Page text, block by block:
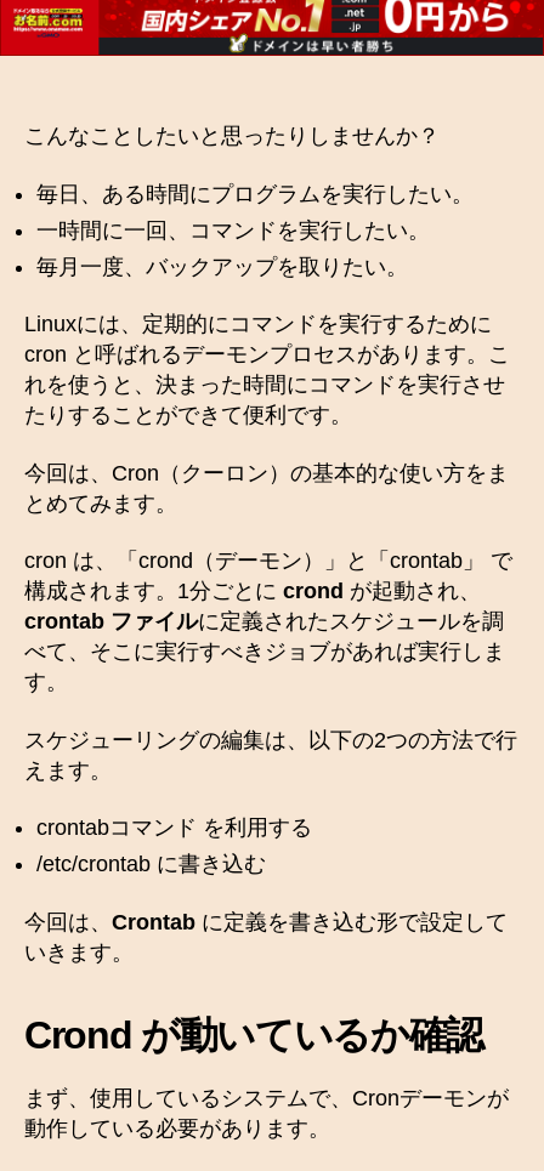
こんなことしたいと思ったりしませんか？
毎日、ある時間にプログラムを実行したい。
一時間に一回、コマンドを実行したい。
毎月一度、バックアップを取りたい。
Linuxには、定期的にコマンドを実行するために
cron と呼ばれるデーモンプロセスがあります。こ
れを使うと、決まった時間にコマンドを実行させ
たりすることができて便利です。
今回は、Cron（クーロン）の基本的な使い方をま
とめてみます。
cron は、「crond（デーモン）」と「crontab」 で
構成されます。1分ごとに crond が起動され、
crontab ファイルに定義されたスケジュールを調
べて、そこに実行すべきジョブがあれば実行しま
す。
スケジューリングの編集は、以下の2つの方法で行
えます。
crontabコマンド を利用する
/etc/crontab に書き込む
今回は、 Crontab に定義を書き込む形で設定して
いきます。
Crond が動いているか確認
まず、使用しているシステムで、Cronデーモンが
動作している必要があります。